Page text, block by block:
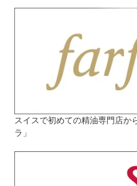
スイスで初めての精油専門店か
ラ」